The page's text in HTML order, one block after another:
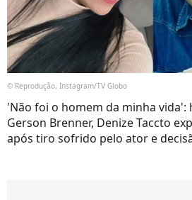
© Reprodução, Instagram/TV Globo
'Não foi o homem da minha vida':
Gerson Brenner, Denize Taccto
após tiro sofrido pelo ator e